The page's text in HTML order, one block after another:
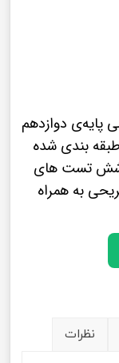
دوازدهم
بندی شده
تست های
به همراه
نظرات